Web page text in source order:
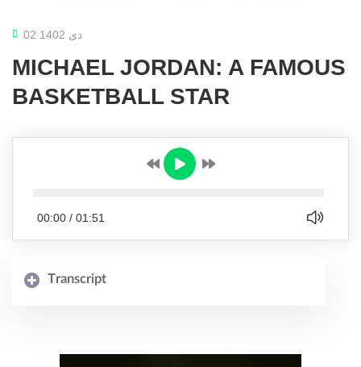
02 دی 1402
MICHAEL JORDAN: A FAMOUS
BASKETBALL STAR
00:00 / 01:51
Transcript